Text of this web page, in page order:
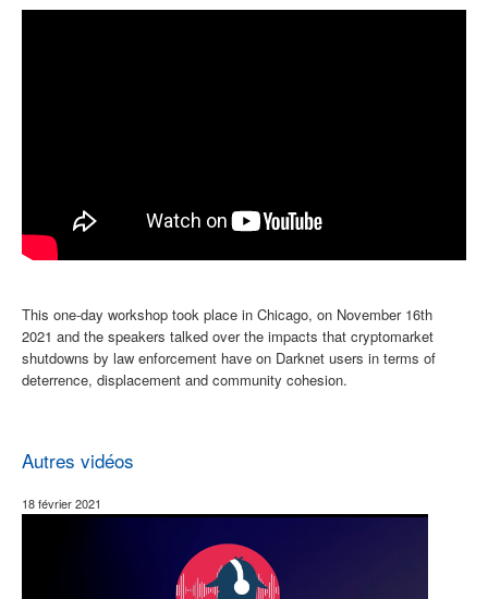
This one-day workshop took place in Chicago, on November 16th
2021 and the speakers talked over the impacts that cryptomarket
shutdowns by law enforcement have on Darknet users in terms of
deterrence, displacement and community cohesion.
Autres vidéos
18 février 2021